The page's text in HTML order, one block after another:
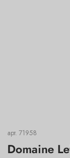
арт. 71958
Domaine